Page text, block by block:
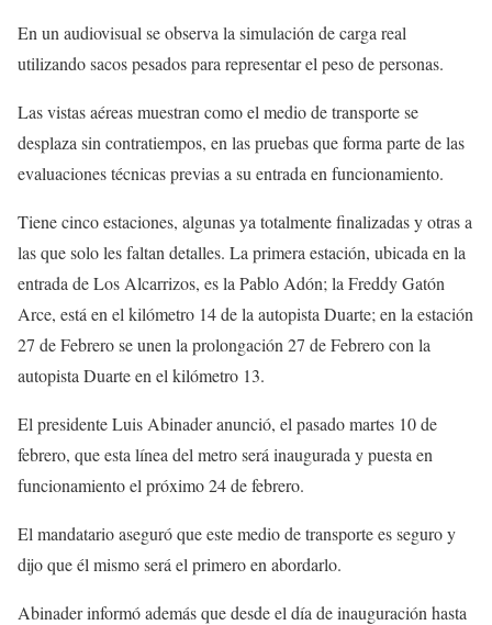
En un audiovisual se observa la simulación de carga real
utilizando sacos pesados para representar el peso de personas.
Las vistas aéreas muestran como el medio de transporte se
desplaza sin contratiempos, en las pruebas que forma parte de las
evaluaciones técnicas previas a su entrada en funcionamiento.
Tiene cinco estaciones, algunas ya totalmente finalizadas y otras a
las que solo les faltan detalles. La primera estación, ubicada en la
entrada de Los Alcarrizos, es la Pablo Adón; la Freddy Gatón
Arce, está en el kilómetro 14 de la autopista Duarte; en la estación
27 de Febrero se unen la prolongación 27 de Febrero con la
autopista Duarte en el kilómetro 13.
El presidente Luis Abinader anunció, el pasado martes 10 de
febrero, que esta línea del metro será inaugurada y puesta en
funcionamiento el próximo 24 de febrero.
El mandatario aseguró que este medio de transporte es seguro y
dijo que él mismo será el primero en abordarlo.
Abinader informó además que desde el día de inauguración hasta